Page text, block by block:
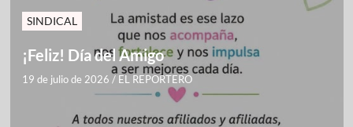
SINDICAL
¡Feliz! Día del Amigo
19 de julio de 2026 / EL REPORTERO